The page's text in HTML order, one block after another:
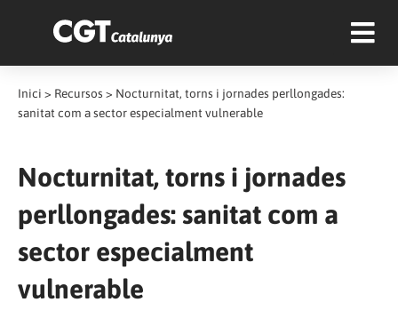
Inici > Recursos > Nocturnitat, torns i jornades perllongades:
sanitat com a sector especialment vulnerable
Nocturnitat, torns i jornades
perllongades: sanitat com a
sector especialment
vulnerable